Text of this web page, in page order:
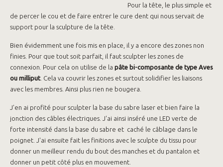
Pour la tête, le plus simple et
de percer le cou et de faire entrer le cure dent qui nous servait de
support pour la sculpture de la tête.
Bien évidemment une fois mis en place, il y a encore des zones non
finies. Pour que tout soit parfait, il faut sculpter les zones de
connexion. Pour cela on utilise de la pâte bi-composante de type Aves
ou milliput. Cela va couvrir les zones et surtout solidifier les liaisons
avec les membres. Ainsi plus rien ne bougera.
J'en ai profité pour sculpter la base du sabre laser et bien faire la
jonction des câbles électriques. J'ai ainsi inséré une LED verte de
forte intensité dans la base du sabre et caché le câblage dans le
poignet. J'ai ensuite fait les finitions avec le sculpte du tissu pour
donner un meilleur rendu du bout des manches et du pantalon et
donner un petit côté plus en mouvement.